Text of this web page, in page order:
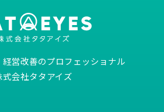
営改善のプロフェッショナル
式会社タタアイズ